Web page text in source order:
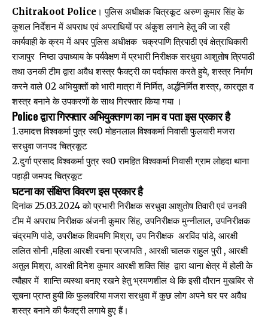
Chitrakoot Police । पुलिस अधीक्षक चित्रकूट अरुण कुमार सिंह के
कुशल निर्देशन में अपराध एवं अपराधियों पर अंकुश लगाने हेतु की जा रही
कार्यवाही के क्रम में अपर पुलिस अधीक्षक चक्रपाणि त्रिपाठी एवं क्षेत्राधिकारी
राजापुर निष्ठा उपाध्याय के पर्यवेक्षण में प्रभारी निरीक्षक सरधुवा आशुतोष त्रिपाठी
तथा उनकी टीम द्वारा अवैध शस्त्र फैक्ट्री का पर्दाफास करते हुये, शस्त्र निर्माण
करने वाले 02 अभियुक्तों को भारी मात्रा में निर्मित, अर्द्धनिर्मित शस्त्र, कारतूस व
शस्त्र बनाने के उपकरणों के साथ गिरफ्तार किया गया ।
Police द्वारा गिरफ्तार अभियुक्तगण का नाम व पता इस प्रकार है
1.उमादत्त विश्वकर्मा पुत्र स्व0 मोहनलाल विश्वकर्मा निवासी फुलवारी मजरा
सरधुवा जनपद चित्रकूट
2.दुर्गा प्रसाद विश्वकर्मा पुत्र स्व0 रामहित विश्वकर्मा निवासी ग्राम लोहदा थाना
पहाड़ी जमपद चित्रकूट
घटना का संक्षिप्त विवरण इस प्रकार है
दिनांक 25.03.2024 को प्रभारी निरीक्षक सरधुवा आशुतोष तिवारी एवं उनकी
टीम में अपराध निरीक्षक अंजनी कुमार सिंह, उपनिरीक्षक मुन्नीलाल, उपनिरीक्षक
चंद्रमणि पांडे, उपरीक्षक शिवमणि मिश्रा, उप निरीक्षक अरविंद पांडे, आरक्षी
ललित सोनी ,महिला आरक्षी रचना प्रजापति , आरक्षी चालक राहुल पुरी , आरक्षी
अतुल मिश्रा, आरक्षी दिनेश कुमार आरक्षी शक्ति सिंह द्वारा थाना क्षेत्र में होली के
त्यौहार में शान्ति व्यस्था बनाए रखने हेतु भ्रमणशील थे कि इसी दौरान मुखबिर से
सूचना प्राप्त हुयी कि फुलवरिया मजरा सरधुवा में कुछ लोग अपने घर पर अवैध
शस्त्र बनाने की फैक्ट्री लगाये हुए हैं।